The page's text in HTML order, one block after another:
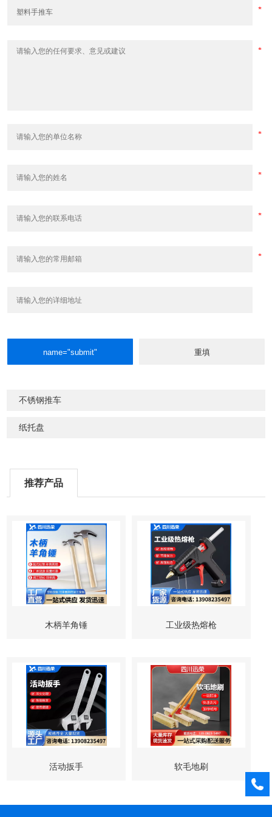
不锈钢推车
纸托盘
推荐产品
木柄羊角锤 工业级热熔枪
活动扳手 软毛地刷